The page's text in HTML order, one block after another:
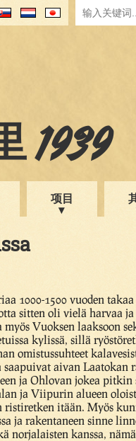
1939
项目
1000-1500 vuoden
sitten oli vielä harvaa
Vuoksen laaksoon
kylissä, sillä
omistussuhteet
aivan Laatokan
ja Ohlovan jokea
ja Viipurin alueen
ristiretken itään. Myös
ja rakentaneen sinne
norjalaisten kanssa,